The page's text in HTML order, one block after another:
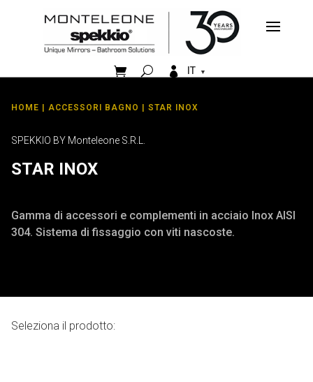
  IT
HOME | ACCESSORI BAGNO | STAR INOX
SPEKKIO BY Monteleone S.R.L.
STAR INOX
Gamma di accessori e complementi in acciaio Inox AISI
304. Sistema di fissaggio con viti nascoste.
Seleziona il prodotto: